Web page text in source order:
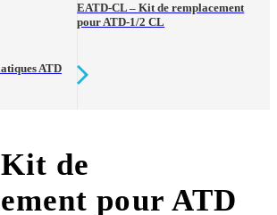
ATD
EATD-CL – Kit de remplacement
pour ATD-1/2 CL
de
pour ATD